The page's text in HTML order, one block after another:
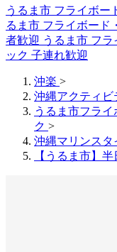
うるま市 フライボー
るま市 フライボード
者歓迎 うるま市 フ
ック 子連れ歓迎
沖楽 >
沖縄アクティビ
うるま市フラ
ク >
沖縄マリンスタ
【うるま市】